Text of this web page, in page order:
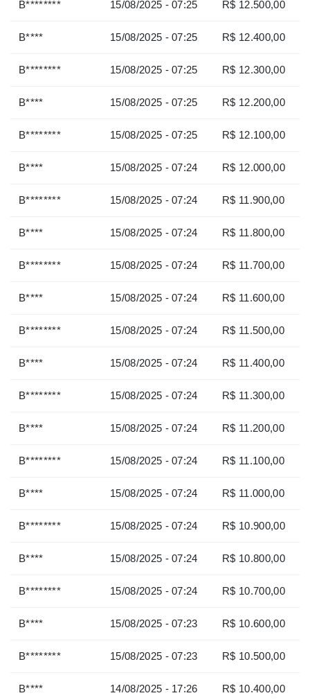
B******** 15/08/2025 - 07:25 R$ 12.500,00
B**** 15/08/2025 - 07:25 R$ 12.400,00
B******** 15/08/2025 - 07:25 R$ 12.300,00
B**** 15/08/2025 - 07:25 R$ 12.200,00
B******** 15/08/2025 - 07:25 R$ 12.100,00
B**** 15/08/2025 - 07:24 R$ 12.000,00
B******** 15/08/2025 - 07:24 R$ 11.900,00
B**** 15/08/2025 - 07:24 R$ 11.800,00
B******** 15/08/2025 - 07:24 R$ 11.700,00
B**** 15/08/2025 - 07:24 R$ 11.600,00
B******** 15/08/2025 - 07:24 R$ 11.500,00
B**** 15/08/2025 - 07:24 R$ 11.400,00
B******** 15/08/2025 - 07:24 R$ 11.300,00
B**** 15/08/2025 - 07:24 R$ 11.200,00
B******** 15/08/2025 - 07:24 R$ 11.100,00
B**** 15/08/2025 - 07:24 R$ 11.000,00
B******** 15/08/2025 - 07:24 R$ 10.900,00
B**** 15/08/2025 - 07:24 R$ 10.800,00
B******** 15/08/2025 - 07:24 R$ 10.700,00
B**** 15/08/2025 - 07:23 R$ 10.600,00
B******** 15/08/2025 - 07:23 R$ 10.500,00
B**** 14/08/2025 - 17:26 R$ 10.400,00